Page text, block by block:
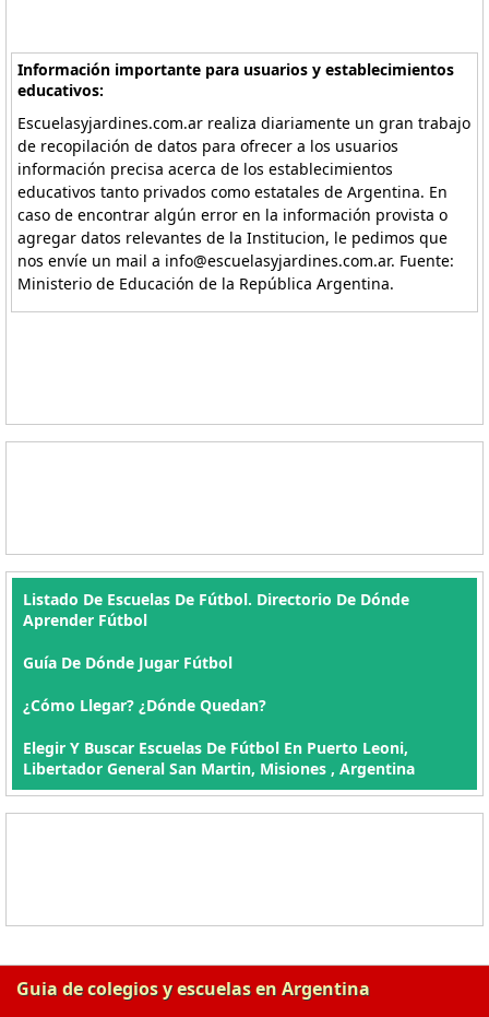
Información importante para usuarios y establecimientos
educativos:
Escuelasyjardines.com.ar realiza diariamente un gran trabajo
de recopilación de datos para ofrecer a los usuarios
información precisa acerca de los establecimientos
educativos tanto privados como estatales de Argentina. En
caso de encontrar algún error en la información provista o
agregar datos relevantes de la Institucion, le pedimos que
nos envíe un mail a info@escuelasyjardines.com.ar. Fuente:
Ministerio de Educación de la República Argentina.
Listado De Escuelas De Fútbol. Directorio De Dónde
Aprender Fútbol
Guía De Dónde Jugar Fútbol
¿Cómo Llegar? ¿Dónde Quedan?
Elegir Y Buscar Escuelas De Fútbol En Puerto Leoni,
Libertador General San Martin, Misiones , Argentina
Guia de colegios y escuelas en Argentina